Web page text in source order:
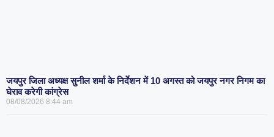
जयपुर जिला अध्यक्ष सुनील शर्मा के निर्देशन में 10 अगस्त को जयपुर नगर निगम का
घेराव करेगी कांग्रेस
08/08/2026 8:44 am